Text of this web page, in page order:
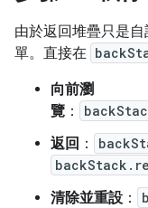
由於返回堆疊只是自
單。直接在
向前瀏
覽 ：
返回 ：
清除並重設：